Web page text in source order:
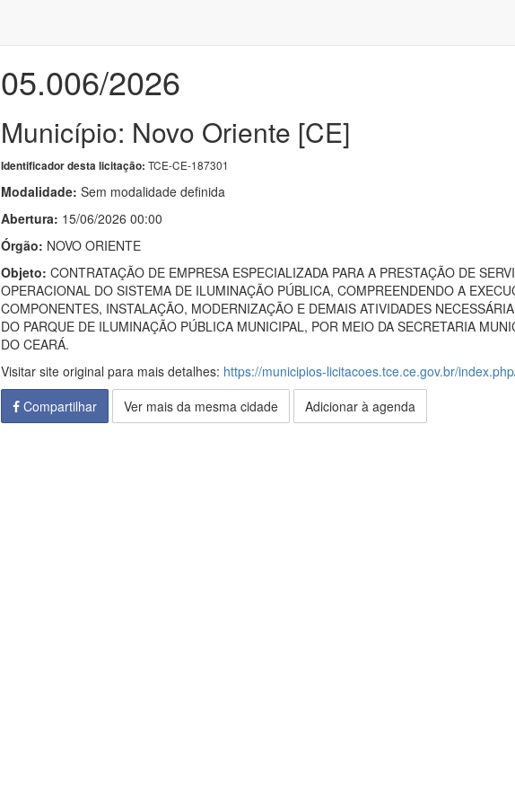
05.006/2026
Município: Novo Oriente [CE]
Identificador desta licitação: TCE-CE-187301
Modalidade: Sem modalidade definida
Abertura: 15/06/2026 00:00
Órgão: NOVO ORIENTE
Objeto: CONTRATAÇÃO DE EMPRESA ESPECIALIZADA PARA A PRESTAÇÃO DE
OPERACIONAL DO SISTEMA DE ILUMINAÇÃO PÚBLICA, COMPREENDENDO A
COMPONENTES, INSTALAÇÃO, MODERNIZAÇÃO E DEMAIS ATIVIDADES
DO PARQUE DE ILUMINAÇÃO PÚBLICA MUNICIPAL, POR MEIO DA SECRETARIA
DO CEARÁ.
Visitar site original para mais detalhes: https://municipios-licitacoes.tce.ce.gov.br/
Compartilhar
Ver mais da mesma cidade Adicionar à agenda